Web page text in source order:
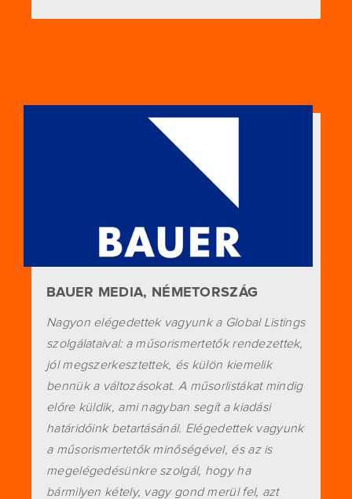
BAUER MEDIA, NÉMETORSZÁG
Nagyon elégedettek vagyunk a Global Listings
szolgálataival: a műsorismertetők rendezettek,
jól megszerkesztettek, és külön kiemelik
bennük a változásokat. A műsorlistákat mindig
előre küldik, ami nagyban segít a kiadási
határidőink betartásánál. Elégedettek vagyunk
a műsorismertetők minőségével, és az is
megelégedésünkre szolgál, hogy ha
bármilyen kétely, vagy gond merül fel, azt